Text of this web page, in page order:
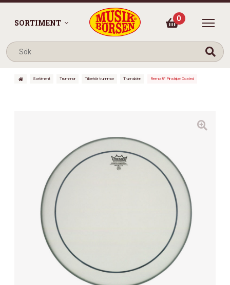
SORTIMENT 0
Sortiment Trummor Tillbehör trummor Trumskinn Remo 8″ Pinstripe Coated